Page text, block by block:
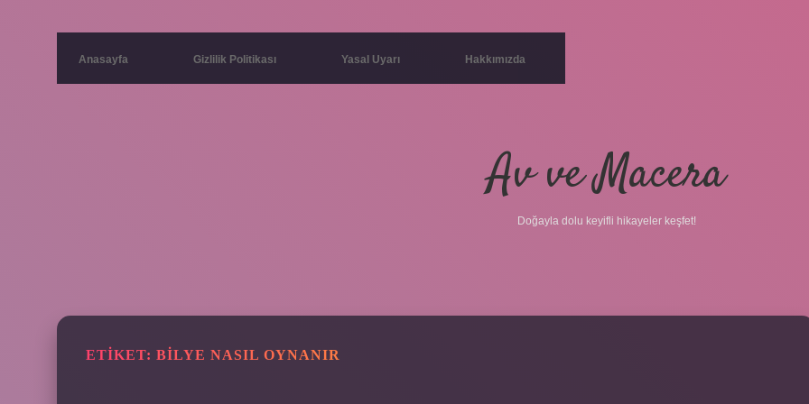
Anasayfa Gizlilik Politikası Yasal Uyarı Hakkımızda
Av ve Macera
Doğayla dolu keyifli hikayeler keşfet!
ETIKET: BILYE NASIL OYNANIR